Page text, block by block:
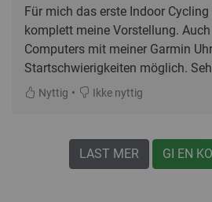
Für mich das erste Indoor
komplett meine Vorstellung.
Computers mit meiner Garmin
Startschwierigkeiten möglich.
Nyttig • Ikke nyttig
LAST MER GI EN